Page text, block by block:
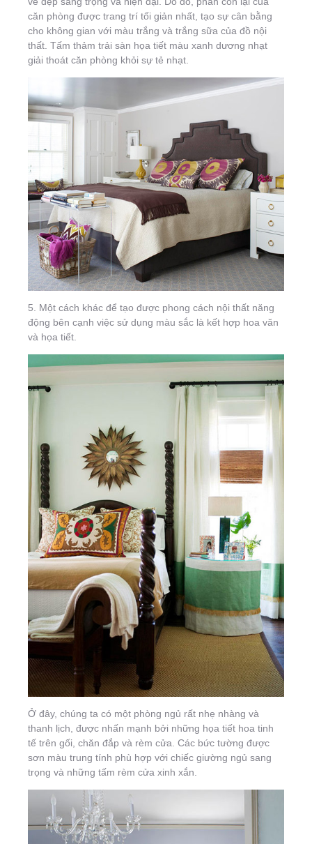
căn phòng được trang trí tối giản nhất, tạo sự cân bằng
cho không gian với màu trắng và trắng sữa của đồ nội
thất. Tấm thảm trải sàn họa tiết màu xanh dương nhạt
giải thoát căn phòng khỏi sự tẻ nhạt.
5. Một cách khác để tạo được phong cách nội thất năng
động bên cạnh việc sử dụng màu sắc là kết hợp hoa văn
và họa tiết.
Ở đây, chúng ta có một phòng ngủ rất nhẹ nhàng và
thanh lịch, được nhấn mạnh bởi những họa tiết hoa tinh
tế trên gối, chăn đắp và rèm cửa. Các bức tường được
sơn màu trung tính phù hợp với chiếc giường ngủ sang
trọng và những tấm rèm cửa xinh xắn.